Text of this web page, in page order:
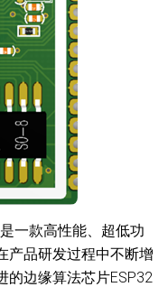
一款高性能、超低功
产品研发过程中不断增
的边缘算法芯片ESP32